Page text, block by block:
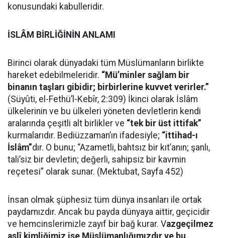
konusundaki kabulleridir.
İSLÂM BİRLİĞİNİN ANLAMI
Birinci olarak dünyadaki tüm Müslümanların birlikte
hareket edebilmeleridir. “Mü’minler sağlam bir
binanın taşları gibidir; birbirlerine kuvvet verirler.”
(Süyûti, el-Fethü’l-Kebîr, 2:309) İkinci olarak İslâm
ülkelerinin ve bu ülkeleri yöneten devletlerin kendi
aralarında çeşitli alt birlikler ve “tek bir üst ittifak”
kurmalarıdır. Bediüzzaman’ın ifadesiyle; “ittihad-ı
İslâm”dır. O bunu; “Azametli, bahtsız bir kıt’anın; şanlı,
tali’siz bir devletin; değerli, sahipsiz bir kavmin
reçetesi” olarak sunar. (Mektubat, Sayfa 452)
İnsan olmak şüphesiz tüm dünya insanları ile ortak
paydamızdır. Ancak bu payda dünyaya aittir, geçicidir
ve hemcinslerimizle zayıf bir bağ kurar. Vazgeçilmez
aslî kimliğimiz ise Müslümanlığımızdır ve bu